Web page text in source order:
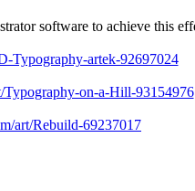
software to achieve this
Typography-artek-92697024
on-a-Hill-93154976
art/Rebuild-69237017